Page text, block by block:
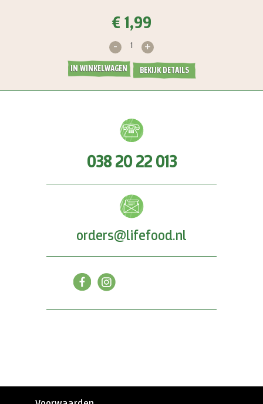
€ 1,99
- +
IN WINKELWAGEN BEKIJK DETAILS
038 20 22 013
orders@lifefood.nl